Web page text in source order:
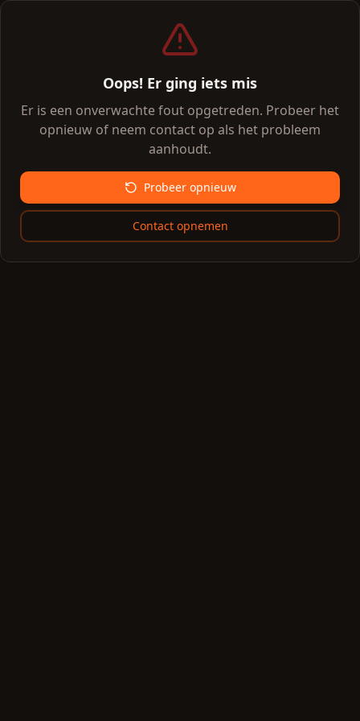
Oops! Er ging iets mis
Er is een onverwachte fout opgetreden. Probeer het
opnieuw of neem contact op als het probleem
aanhoudt.
Probeer opnieuw
Contact opnemen